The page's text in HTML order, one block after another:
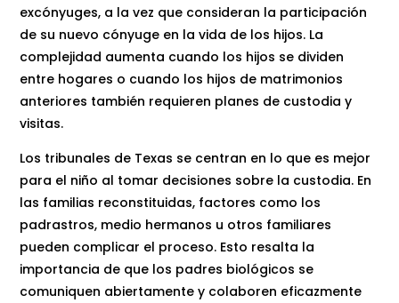
excónyuges, a la vez que consideran la participación
de su nuevo cónyuge en la vida de los hijos. La
complejidad aumenta cuando los hijos se dividen
entre hogares o cuando los hijos de matrimonios
anteriores también requieren planes de custodia y
visitas.
Los tribunales de Texas se centran en lo que es mejor
para el niño al tomar decisiones sobre la custodia. En
las familias reconstituidas, factores como los
padrastros, medio hermanos u otros familiares
pueden complicar el proceso. Esto resalta la
importancia de que los padres biológicos se
comuniquen abiertamente y colaboren eficazmente